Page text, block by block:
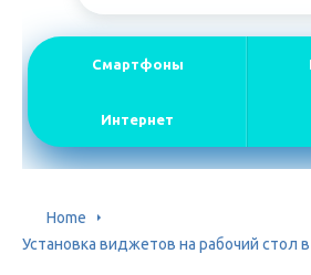
Смартфоны
Интернет
Home
Установка виджетов на рабочий стол